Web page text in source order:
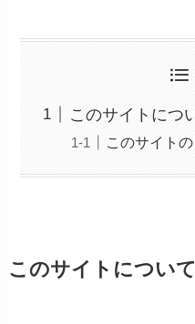
このサイトにつ
このサイト
このサイトについて